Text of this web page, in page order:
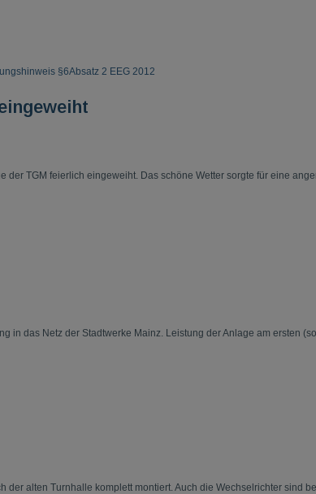
§6Absatz 2 EEG 2012
der TGM feierlich eingeweiht. Das schöne Wetter sorgte für eine
in das Netz der Stadtwerke Mainz. Leistung der Anlage am ersten
der alten Turnhalle komplett montiert. Auch die Wechselrichter sind